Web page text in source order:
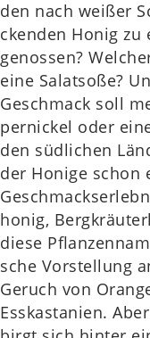
den nach weißer
cken­den Honig zu
genos­sen?
eine Salat­so­ße?
Geschmack soll
per­ni­ckel oder
den süd­li­chen
der Honige schon
ho­nig,
diese
sche Vor­stel­lung
Geruch von
Ess­kas­ta­ni­en.